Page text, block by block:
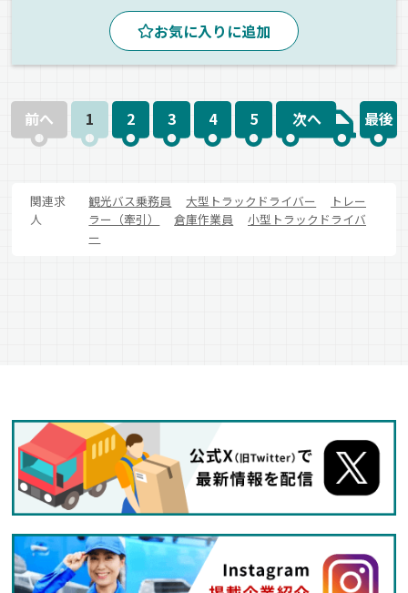
ETC搭載 カーナビ搭載
地場
ドライブレコーダー
AT可
バックアイモニター装備
1人1台専用車
食品 冷蔵・冷凍車 正社員
お気に入りに追加
前へ 1 2 3 4 5 次へ 最後
関連求
人
観光バス乗務員 大型トラックドライバー
トレー
ラー（牽引）
倉庫作業員
小型トラックドライバ
ー